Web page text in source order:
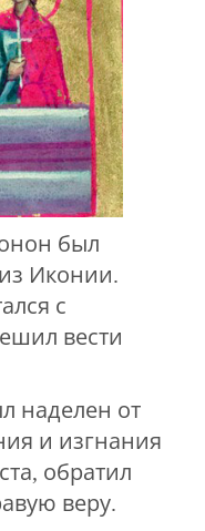
был
Иконии.
с
вести
наделен от
и изгнания
обратил
веру.